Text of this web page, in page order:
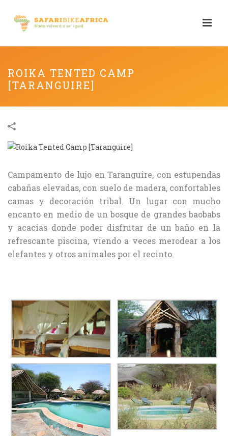
ROIKA TENTED CAMP
[TARANGUIRE]
Campamento de lujo en Taranguire, con estupendas
cabañas elevadas, con suelo de madera, confortables
camas y decoración tribal. Un lugar con mucho
encanto en medio de un bosque de grandes baobabs
y acacias donde poder disfrutar de un baño en la
refrescante piscina, viendo a veces merodear a los
elefantes y otros animales por el recinto.